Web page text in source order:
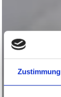
Zustimmung